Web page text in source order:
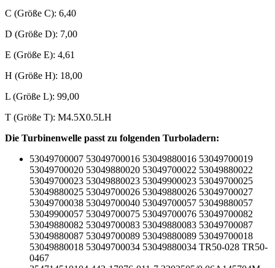
C (Größe C): 6,40
D (Größe D): 7,00
E (Größe E): 4,61
H (Größe H): 18,00
L (Größe L): 99,00
T (Größe T): M4.5X0.5LH
Die Turbinenwelle passt zu folgenden Turboladern:
53049700007 53049700016 53049880016 53049700019
53049700020 53049880020 53049700022 53049880022
53049700023 53049880023 53049900023 53049700025
53049880025 53049700026 53049880026 53049700027
53049700038 53049700040 53049700057 53049880057
53049900057 53049700075 53049700076 53049700082
53049880082 53049700083 53049880083 53049700087
53049880087 53049700089 53049880089 53049700018
53049880018 53049700034 53049880034 TR50-028 TR50-
0467